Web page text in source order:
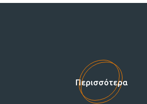
Περισσότερα